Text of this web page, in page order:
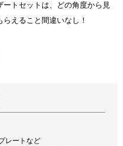
ートセットは、どの角度から見
えること間違いなし！
レートなど